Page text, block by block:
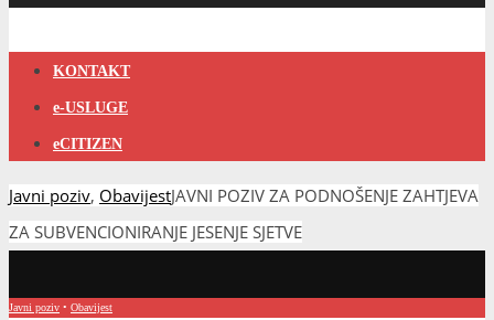
KONTAKT
e-USLUGE
eCITIZEN
Javni poziv, ObavijestJAVNI POZIV ZA PODNOŠENJE ZAHTJEVA
ZA SUBVENCIONIRANJE JESENJE SJETVE
Javni poziv • Obavijest